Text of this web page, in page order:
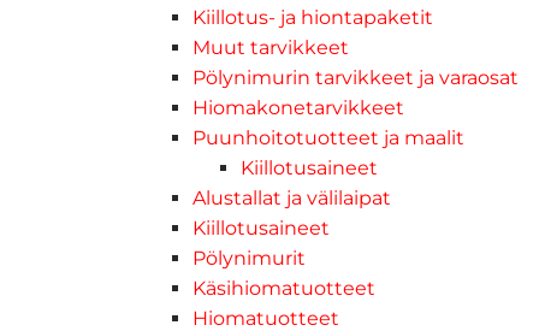
Kiillotus- ja hiontapaketit
Muut tarvikkeet
Pölynimurin tarvikkeet ja varaosat
Hiomakonetarvikkeet
Puunhoitotuotteet ja maalit
Kiillotusaineet
Alustallat ja välilaipat
Kiillotusaineet
Pölynimurit
Käsihiomatuotteet
Hiomatuotteet